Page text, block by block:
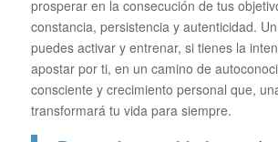
prosperar en la consecución de tus
constancia, persistencia y autenticidad.
puedes activar y entrenar, si tienes la
apostar por ti, en un camino de
consciente y crecimiento personal que,
transformará tu vida para siempre.